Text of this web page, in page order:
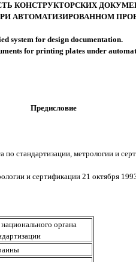
КОНСТРУКТОРСКИХ
АВТОМАТИЗИРОВАННОМ
system for design documentation.
for printing plates under
Предисловие
стандартизации, метрологии и
и сертификации 21 октября
органа